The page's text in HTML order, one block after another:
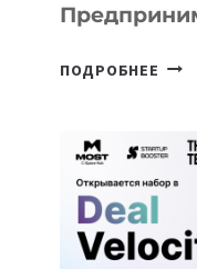
ПОДРОБНЕЕ ОТ
AI